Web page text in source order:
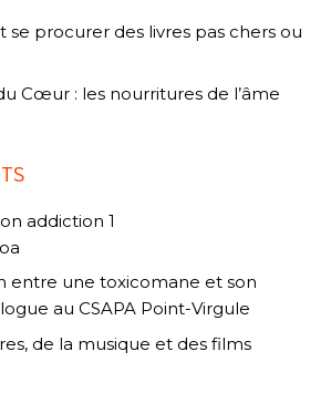
se procurer des livres pas chers ou
Cœur : les nourritures de l’âme
addiction 1
entre une toxicomane et son
au CSAPA Point-Virgule
de la musique et des films